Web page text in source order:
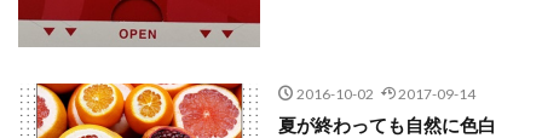
2016-10-02 2017-09-14
夏が終わっても自然に色白